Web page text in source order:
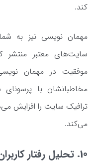
کند.
مهمان‌ نویسی نیز به
سایت‌های معتبر منتشر
موفقیت در مهمان
مخاطبانشان با پرسونای
ترافیک سایت را افزایش
می‌کند.
10. تحلیل رفتار کاربران با ابزارهای تخصصی